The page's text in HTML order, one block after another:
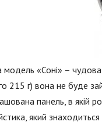
«Соні» – чудова
215 г) вона не буде
панель, в якій
який знаходиться